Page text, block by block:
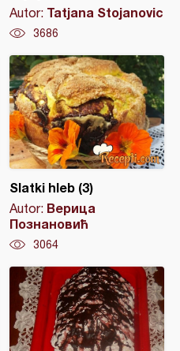
Autor: Tatjana Stojanovic
3686
Slatki hleb (3)
Autor: Верица
Познановић
3064